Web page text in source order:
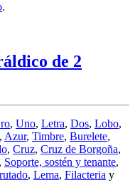
.
de 2
, Uno, Letra, Dos, Lobo,
, Azur, Timbre, Burelete,
, Cruz, Cruz de Borgoña,
, Soporte, sostén y tenante,
, Lema, Filacteria y